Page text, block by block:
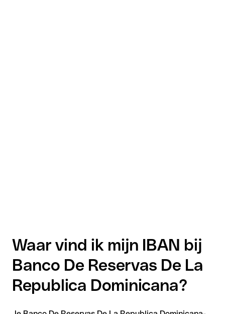
Waar vind ik mijn IBAN bij
Banco De Reservas De La
Republica Dominicana?